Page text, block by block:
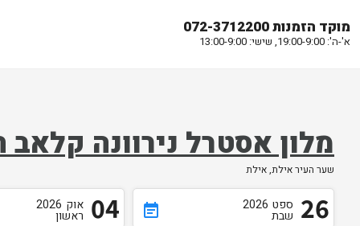
מוקד הזמנות 072-3712200
א'-ה': 19:00-9:00, שישי: 13:00-9:00
מלון אסטרל נירוונה קלאב
שער העיר אילת, אילת
event_note 26 ספט 2026
שבת 04 אוק 2026
ראשון